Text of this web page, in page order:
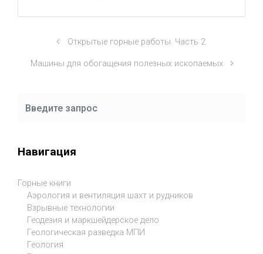
Открытые горные работы. Часть 2
Машины для обогащения полезных ископаемых
Навигация
Горные книги
Аэрология и вентиляция шахт и рудников
Взрывные технологии
Геодезия и маркшейдерское дело
Геологическая разведка МПИ
Геология